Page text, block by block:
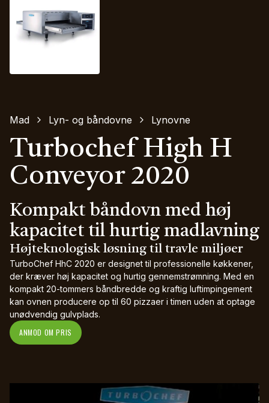
Mad Lyn- og båndovne Lynovne
Turbochef High H
Conveyor 2020
Kompakt båndovn med høj
kapacitet til hurtig madlavning
Højteknologisk løsning til travle miljøer
TurboChef HhC 2020 er designet til professionelle køkkener,
der kræver høj kapacitet og hurtig gennemstrømning. Med en
kompakt 20-tommers båndbredde og kraftig luftimpingement
kan ovnen producere op til 60 pizzaer i timen uden at optage
unødvendig gulvplads.
ANMOD OM PRIS